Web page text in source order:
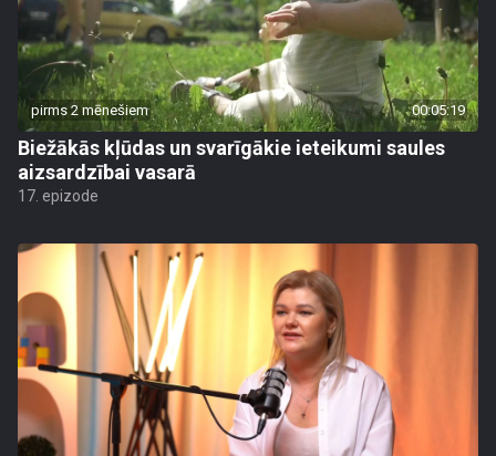
pirms 2 mēnešiem 00:05:19
Biežākās kļūdas un svarīgākie ieteikumi saules
aizsardzībai vasarā
17. epizode